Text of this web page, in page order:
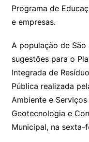
Programa de
e empresas.
A população de
sugestões para o
Integrada de
Pública realizada
Ambiente e
Geotecnologia e
Municipal, na sexta-